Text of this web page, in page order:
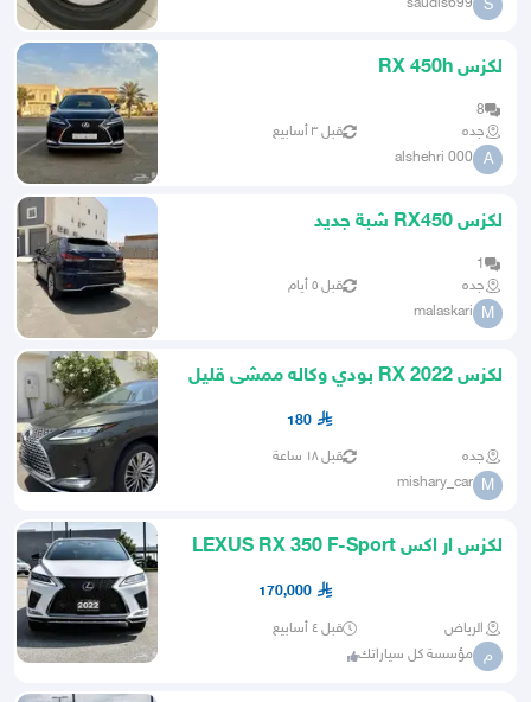
S
لكزس RX 450h
8
جده
قبل ٣ أسابيع
A
alshehri 000
لكزس RX450 شبة جديد
1
جده
قبل ٥ أيام
M
malaskari
لكزس RX 2022 بودي وكاله ممشى قليل
180
جده قبل ١٨ ساعة
M
mishary_car
لكزس ار اكس LEXUS RX 350 F-Sport
170,000
الرياض قبل ٤ أسابيع
م مؤسسة كل سياراتك